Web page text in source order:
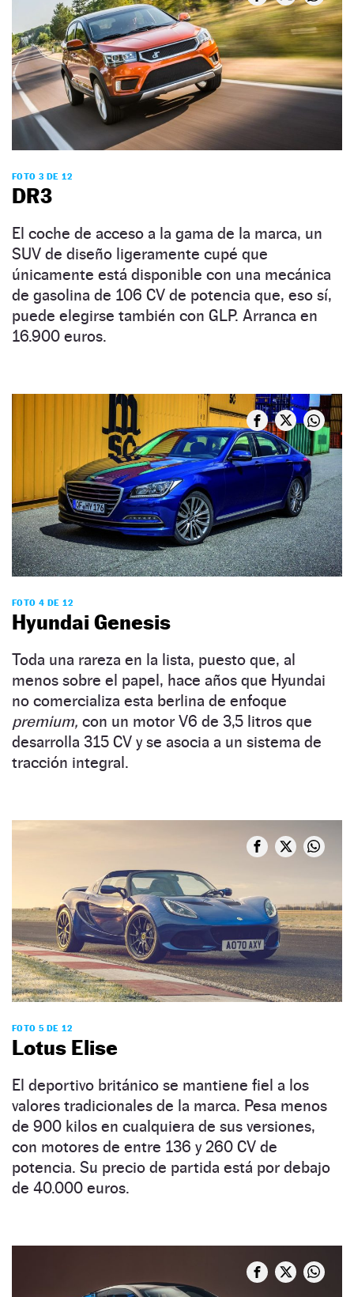
FOTO 3 DE 12
DR3
El coche de acceso a la gama de la marca, un
SUV de diseño ligeramente cupé que
únicamente está disponible con una mecánica
de gasolina de 106 CV de potencia que, eso sí,
puede elegirse también con GLP. Arranca en
16.900 euros.
FOTO 4 DE 12
Hyundai Genesis
Toda una rareza en la lista, puesto que, al
menos sobre el papel, hace años que Hyundai
no comercializa esta berlina de enfoque
premium, con un motor V6 de 3,5 litros que
desarrolla 315 CV y se asocia a un sistema de
tracción integral.
FOTO 5 DE 12
Lotus Elise
El deportivo británico se mantiene fiel a los
valores tradicionales de la marca. Pesa menos
de 900 kilos en cualquiera de sus versiones,
con motores de entre 136 y 260 CV de
potencia. Su precio de partida está por debajo
de 40.000 euros.